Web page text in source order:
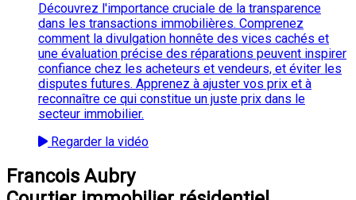
Découvrez l'importance cruciale de la transparence
dans les transactions immobilières. Comprenez
comment la divulgation honnête des vices cachés et
une évaluation précise des réparations peuvent inspirer
confiance chez les acheteurs et vendeurs, et éviter les
disputes futures. Apprenez à ajuster vos prix et à
reconnaître ce qui constitue un juste prix dans le
secteur immobilier.
Regarder la vidéo
Francois Aubry